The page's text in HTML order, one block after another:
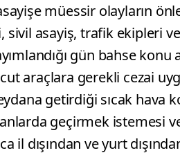
müessir olayların
sivil asayiş, trafik ekipleri
gün bahse
araçlara gerekli cezai
getirdiği sıcak hava
geçirmek istemesi
il dışından ve yurt